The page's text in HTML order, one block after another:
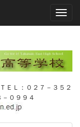
ＥＬ：０２７－３５２
－０９９４